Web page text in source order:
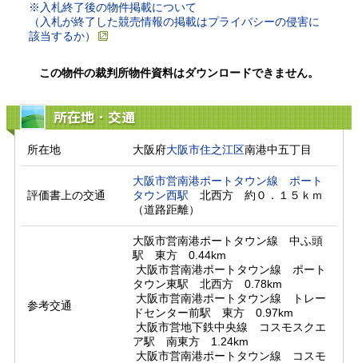
※入札終了後の物件掲載について
（入札が終了した競売情報の掲載はプライバシーの侵害に
該当するか）
この物件の裁判所物件資料はダウンロードできません。
所在地・交通
所在地 大阪府大阪市住之江区南港中五丁目
評価書上の交通
大阪市営南港ポートタウン線
ポート
タウン西駅 北西方　約０．１５ｋｍ
（道路距離）
参考交通
大阪市営南港ポートタウン線　中ふ頭
駅　東方　0.44km
タウン東駅　北西方　0.78km
ドセンター前駅　東方　0.97km
ア駅　南東方　1.24km